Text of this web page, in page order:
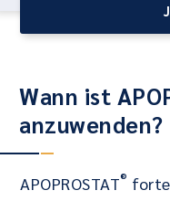
Wann ist
anzuwenden?
APOPROSTAT®